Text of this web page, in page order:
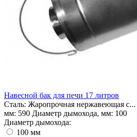
Навесной бак для печи 17 литров
Сталь: Жаропрочная нержавеющая с...
мм: 590 Диаметр дымохода, мм: 100
Диаметр дымохода:
100 мм